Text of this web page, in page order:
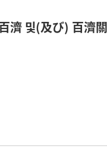
및(及び) 百濟